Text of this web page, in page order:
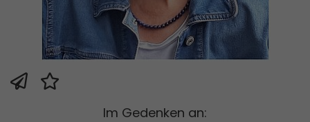
Im Gedenken an: